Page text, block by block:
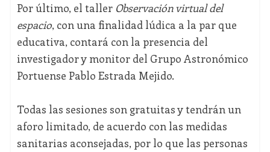
Por último, el taller Observación virtual del
espacio, con una finalidad lúdica a la par que
educativa, contará con la presencia del
investigador y monitor del Grupo Astronómico
Portuense Pablo Estrada Mejido.
Todas las sesiones son gratuitas y tendrán un
aforo limitado, de acuerdo con las medidas
sanitarias aconsejadas, por lo que las personas